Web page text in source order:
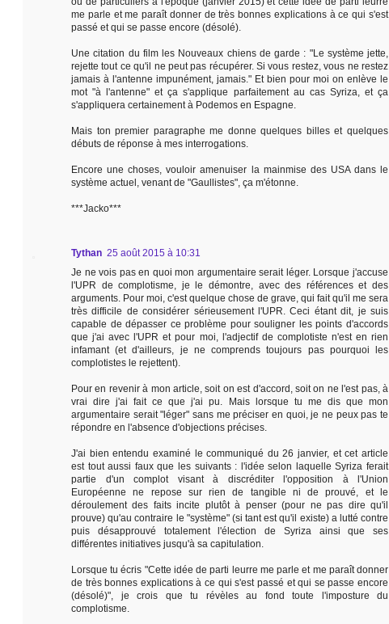
me parle et me paraît donner de très bonnes explications à ce qui s'est
passé et qui se passe encore (désolé).
Une citation du film les Nouveaux chiens de garde : "Le système jette,
rejette tout ce qu'il ne peut pas récupérer. Si vous restez, vous ne restez
jamais à l'antenne impunément, jamais." Et bien pour moi on enlève le
mot "à l'antenne" et ça s'applique parfaitement au cas Syriza, et ça
s'appliquera certainement à Podemos en Espagne.
Mais ton premier paragraphe me donne quelques billes et quelques
débuts de réponse à mes interrogations.
Encore une choses, vouloir amenuiser la mainmise des USA dans le
système actuel, venant de "Gaullistes", ça m'étonne.
***Jacko***
Tythan 25 août 2015 à 10:31
Je ne vois pas en quoi mon argumentaire serait léger. Lorsque j'accuse
l'UPR de complotisme, je le démontre, avec des références et des
arguments. Pour moi, c'est quelque chose de grave, qui fait qu'il me sera
très difficile de considérer sérieusement l'UPR. Ceci étant dit, je suis
capable de dépasser ce problème pour souligner les points d'accords
que j'ai avec l'UPR et pour moi, l'adjectif de complotiste n'est en rien
infamant (et d'ailleurs, je ne comprends toujours pas pourquoi les
complotistes le rejettent).
Pour en revenir à mon article, soit on est d'accord, soit on ne l'est pas, à
vrai dire j'ai fait ce que j'ai pu. Mais lorsque tu me dis que mon
argumentaire serait "léger" sans me préciser en quoi, je ne peux pas te
répondre en l'absence d'objections précises.
J'ai bien entendu examiné le communiqué du 26 janvier, et cet article
est tout aussi faux que les suivants : l'idée selon laquelle Syriza ferait
partie d'un complot visant à discréditer l'opposition à l'Union
Européenne ne repose sur rien de tangible ni de prouvé, et le
déroulement des faits incite plutôt à penser (pour ne pas dire qu'il
prouve) qu'au contraire le "système" (si tant est qu'il existe) a lutté contre
puis désapprouvé totalement l'élection de Syriza ainsi que ses
différentes initiatives jusqu'à sa capitulation.
Lorsque tu écris "Cette idée de parti leurre me parle et me paraît donner
de très bonnes explications à ce qui s'est passé et qui se passe encore
(désolé)", je crois que tu révèles au fond toute l'imposture du
complotisme.